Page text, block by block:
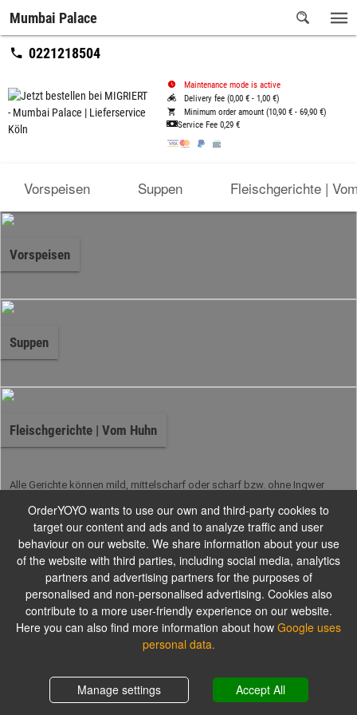
Mumbai Palace
0221218504
Maintenance mode is active
Delivery fee (0,00 € - 1,00 €)
Minimum order amount (10,90 € - 69,90 €)
Service Fee 0,29 €
Vorspeisen Suppen Fleischgerichte |
Vorspeisen
Suppen
Fleischgerichte | Vom Huhn
Alle Gerichte können mild, mittelscharf oder scharf bzw. ohne Ingwer
Basmati-Reis oder Nan-Brot als Beilage
Fleischgerichte | Vom Lamm
Alle Gerichte können mild, mittelscharf oder scharf bzw. ohne Ingwer
oder Knoblauch zubereitet werden. Zu allen Gerichten servieren wir
Shopping cart 0,00 €
OrderYOYO wants to use our own and third-party cookies to
target our content and ads and to analyze traffic and user
behaviour on our website. We share information about your use
of the website with third parties, including social media, analytics
partners and advertising partners for the purposes of
personalised and non-personalised advertising. Cookies also
contribute to a more user-friendly experience on our website.
Here you can also find more information about how Google uses
personal data.
Manage settings Accept All